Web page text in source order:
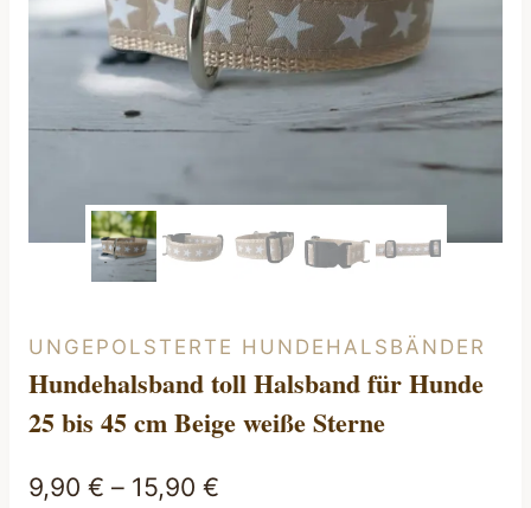
UNGEPOLSTERTE HUNDEHALSBÄNDER
Hundehalsband toll Halsband für Hunde
25 bis 45 cm Beige weiße Sterne
9,90 € – 15,90 €